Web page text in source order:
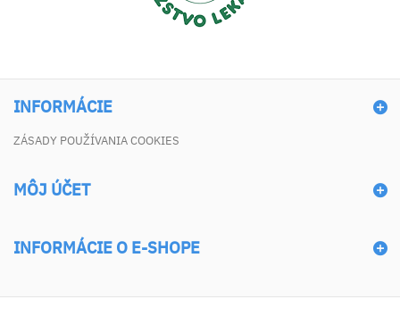
INFORMÁCIE
ZÁSADY POUŽÍVANIA COOKIES
MÔJ ÚČET
INFORMÁCIE O E-SHOPE